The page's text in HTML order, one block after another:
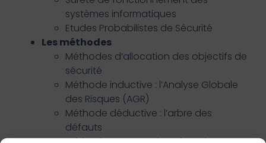
systèmes informatiques
Etudes Probabilistes de Sécurité
Les méthodes
Méthodes d’allocation des objectifs de
sécurité
Méthode inductive : l’Analyse Globale
des Risques (AGR)
Méthode déductive : l’arbre des
défauts